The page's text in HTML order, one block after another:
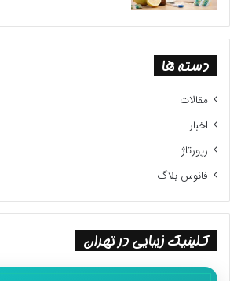
دسته ها
مقالات
اخبار
رپورتاژ
فانوس بلاگ
کلینیک زیبایی در تهران